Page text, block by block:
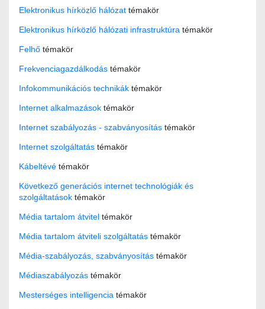
Elektronikus hírközlő hálózat témakör
Elektronikus hírközlő hálózati infrastruktúra témakör
Felhő témakör
Frekvenciagazdálkodás témakör
Infokommunikációs technikák témakör
Internet alkalmazások témakör
Internet szabályozás - szabványosítás témakör
Internet szolgáltatás témakör
Kábeltévé témakör
Következő generációs internet technológiák és
szolgáltatások témakör
Média tartalom átvitel témakör
Média tartalom átviteli szolgáltatás témakör
Média-szabályozás, szabványosítás témakör
Médiaszabályozás témakör
Mesterséges intelligencia témakör